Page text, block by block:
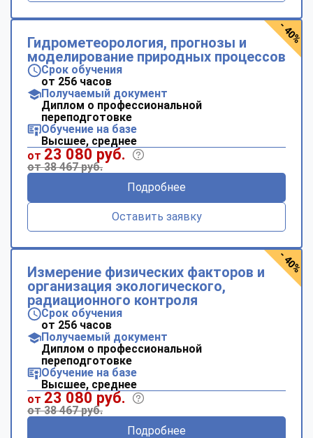
Гидрометеорология, прогнозы и
моделирование природных процессов
Срок обучения
от 256 часов
Получаемый документ
Диплом о профессиональной
переподготовке
Обучение на базе
Высшее, среднее
от 23 080 руб.
от 38 467 руб.
Подробнее
Оставить заявку
- 40%
Измерение физических факторов и
организация экологического,
радиационного контроля
Срок обучения
от 256 часов
Получаемый документ
Диплом о профессиональной
переподготовке
Обучение на базе
Высшее, среднее
от 23 080 руб.
от 38 467 руб.
Подробнее
- 40%